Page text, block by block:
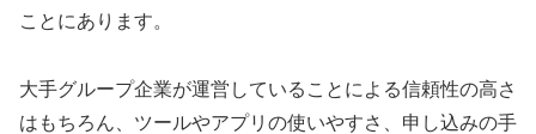
ことにあります。
大手グループ企業が運営していることによる信頼性の高さ
はもちろん、ツールやアプリの使いやすさ、申し込みの手